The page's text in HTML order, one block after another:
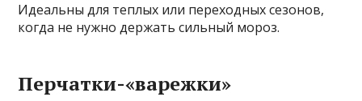
Идеальны для теплых или переходных сезонов,
когда не нужно держать сильный мороз.
Перчатки-«варежки»